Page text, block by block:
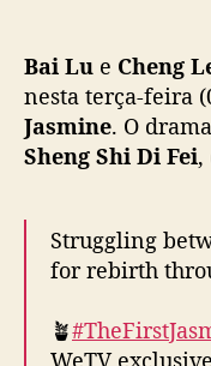
Bai Lu e Cheng
nesta terça-feira
Jasmine. O
Sheng Shi Di Fei,
Struggling
for rebirth
🪴